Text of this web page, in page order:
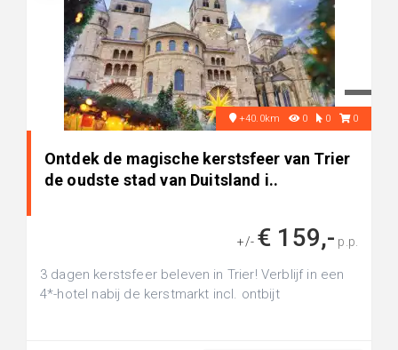
+40.0km 0 0 0
Ontdek de magische kerstsfeer van Trier
de oudste stad van Duitsland i..
+/- € 159,- p.p.
3 dagen kerstsfeer beleven in Trier! Verblijf in een
4*-hotel nabij de kerstmarkt incl. ontbijt